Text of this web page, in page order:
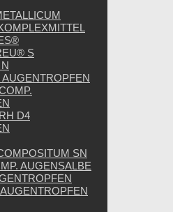
S
D4
SN
AUGENSALBE